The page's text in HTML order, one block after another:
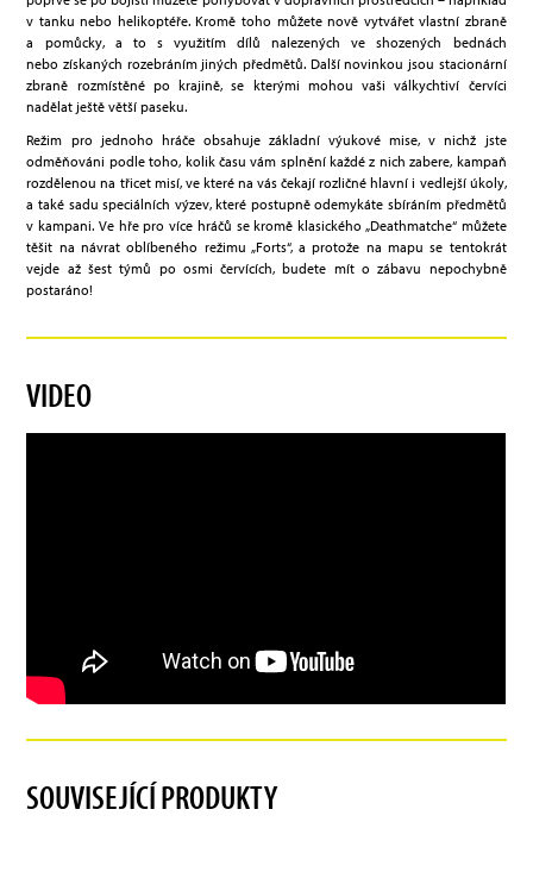
v tanku nebo helikoptéře. Kromě toho můžete nově vytvářet vlastní zbraně
a pomůcky, a to s využitím dílů nalezených ve shozených bednách
nebo získaných rozebráním jiných předmětů. Další novinkou jsou stacionární
zbraně rozmístěné po krajině, se kterými mohou vaši válkychtiví červíci
nadělat ještě větší paseku.
Režim pro jednoho hráče obsahuje základní výukové mise, v nichž jste
odměňováni podle toho, kolik času vám splnění každé z nich zabere, kampaň
rozdělenou na třicet misí, ve které na vás čekají rozličné hlavní i vedlejší úkoly,
a také sadu speciálních výzev, které postupně odemykáte sbíráním předmětů
v kampani. Ve hře pro více hráčů se kromě klasického „Deathmatche“ můžete
těšit na návrat oblíbeného režimu „Forts“, a protože na mapu se tentokrát
vejde až šest týmů po osmi červících, budete mít o zábavu nepochybně
postaráno!
VIDEO
SOUVISEJÍCÍ PRODUKTY